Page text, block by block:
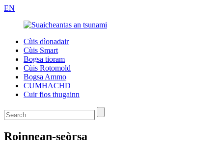
EN
Cùis dìonadair
Cùis Smart
Bogsa tioram
Cùis Rotomold
Bogsa Ammo
CUMHACHD
Cuir fios thugainn
Roinnean-seòrsa